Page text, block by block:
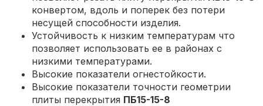
конвертом, вдоль и поперек без потери
несущей способности изделия.
Устойчивость к низким температурам что
позволяет использовать ее в районах с
низкими температурами.
Высокие показатели огнестойкости.
Высокие показатели точности геометрии
плиты перекрытия ПБ15-15-8